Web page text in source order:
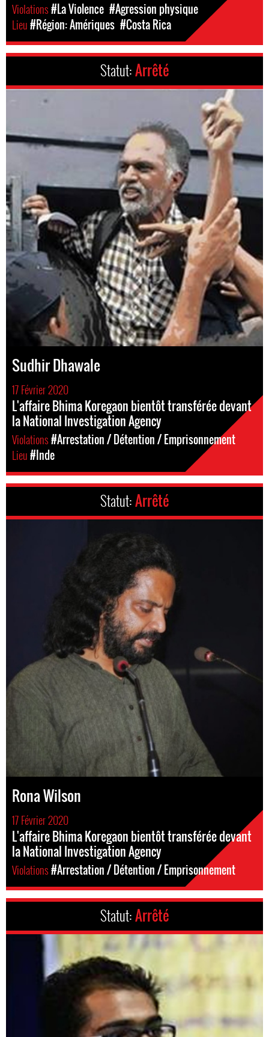
Violations#La Violence #Agression physique
Lieu#Région: Amériques #Costa Rica
Statut:Arrêté
Sudhir Dhawale
17 Février 2020
L'affaire Bhima Koregaon bientôt transférée devant
la National Investigation Agency
Violations#Arrestation / Détention / Emprisonnement
Lieu#Inde
Statut:Arrêté
Rona Wilson
17 Février 2020
L'affaire Bhima Koregaon bientôt transférée devant
la National Investigation Agency
Violations#Arrestation / Détention / Emprisonnement
Statut:Arrêté